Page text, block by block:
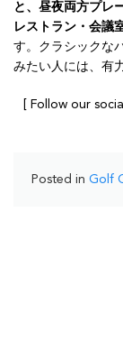
と、昼夜両方プレ
レストラン・会議
す。クラシックな
みたい人には、有
[ Follow our
Posted in Golf